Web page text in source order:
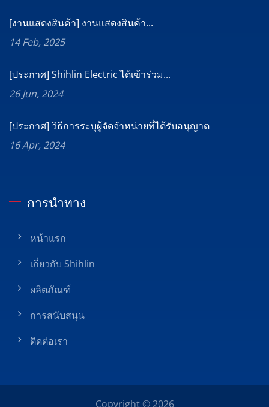
[งานแสดงสินค้า] งานแสดงสินค้า...
14 Feb, 2025
[ประกาศ] Shihlin Electric ได้เข้าร่วม...
26 Jun, 2024
[ประกาศ] วิธีการระบุผู้จัดจำหน่ายที่ได้รับอนุญาต
16 Apr, 2024
การนำทาง
หน้าแรก
เกี่ยวกับ Shihlin
ผลิตภัณฑ์
การสนับสนุน
ติดต่อเรา
Copyright © 2026